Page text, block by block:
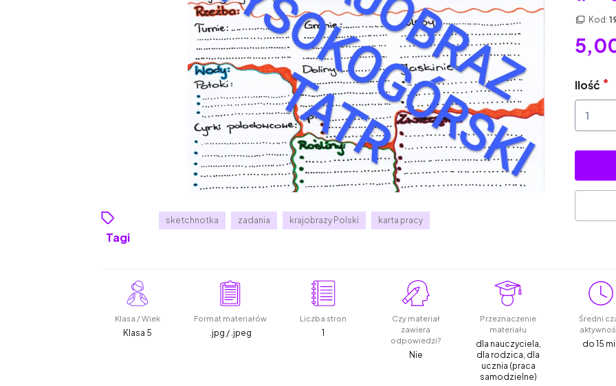
Tagi
sketchnotka zadania krajobrazy Polski karta pracy
Kod:
Ilość
Klasa / Wiek
Klasa 5
Format materiałów
.jpg / .jpeg
Liczba stron
1
Czy materiał
zawiera
odpowiedzi?
Nie
Przeznaczenie
materiału
dla nauczyciela,
dla rodzica, dla
ucznia (praca
samodzielne)
Średni
do 15